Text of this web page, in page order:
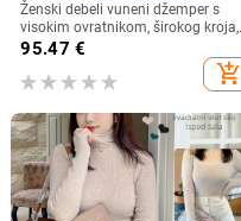
Ženski debeli vuneni džemper s
visokim ovratnikom, širokog kroja,
jednobojna boja, velika veličina,
pleteni gornji dio za jesen-zimu
95.47 €
add_shopping_cart